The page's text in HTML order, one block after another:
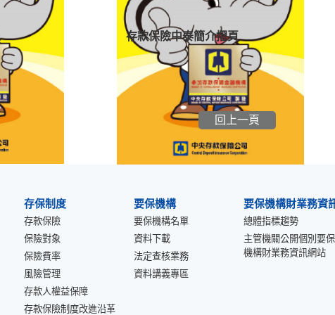
存款保險中泰簡介摺頁
回上一頁
存保制度
存款保險
保險對象
保險費率
風險管理
存款人權益保障
存款保險制度改進沿革
要保機構
要保機構名單
資料下載
法定查核業務
資料講義專區
要保機構財業務資
總體指標趨勢
主管機關公開個別要保
機構財業務資訊網站